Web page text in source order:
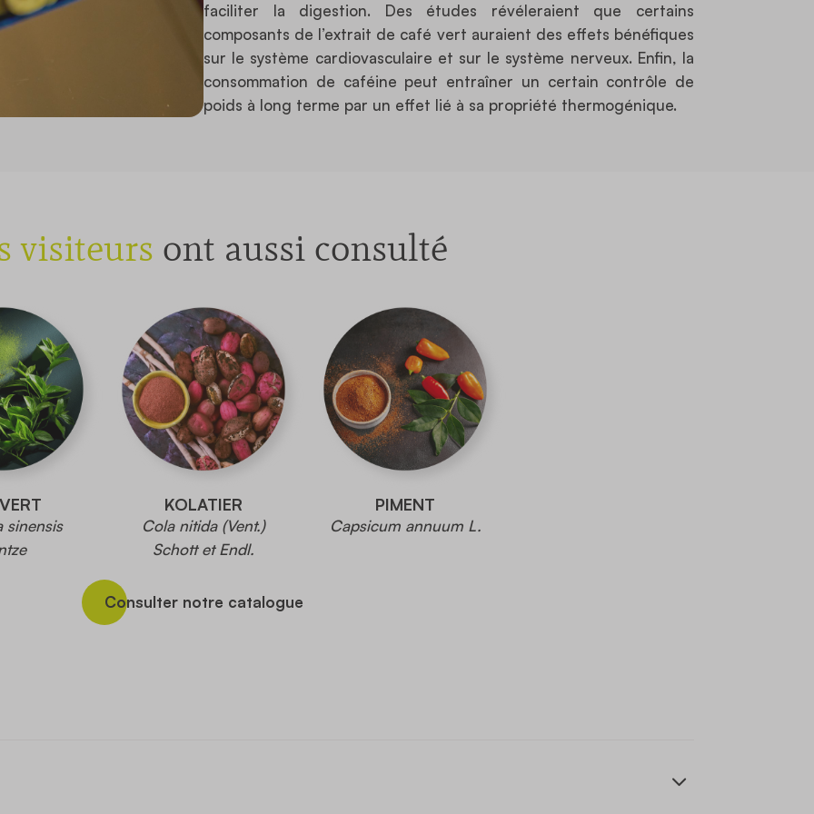
faciliter la digestion. Des études révéleraient que certains
composants de l’extrait de café vert auraient des effets bénéfiques
sur le système cardiovasculaire et sur le système nerveux. Enfin, la
consommation de caféine peut entraîner un certain contrôle de
poids à long terme par un effet lié à sa propriété thermogénique.
visiteurs ont aussi consulté
sinensis
KOLATIER
Cola nitida (Vent.)
Schott et Endl.
PIMENT
Capsicum annuum L.
Consulter notre catalogue